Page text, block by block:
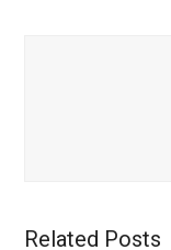
Related Posts